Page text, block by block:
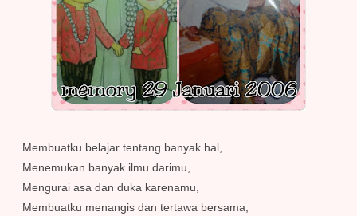
Membuatku belajar tentang banyak hal,
Menemukan banyak ilmu darimu,
Mengurai asa dan duka karenamu,
Membuatku menangis dan tertawa bersama,